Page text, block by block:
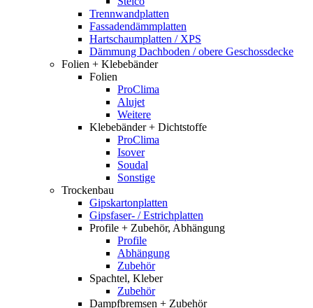
Trennwandplatten
Fassadendämmplatten
Hartschaumplatten / XPS
Dämmung Dachboden / obere Geschossdecke
Folien + Klebebänder
Folien
ProClima
Alujet
Weitere
Klebebänder + Dichtstoffe
ProClima
Isover
Soudal
Sonstige
Trockenbau
Gipskartonplatten
Gipsfaser- / Estrichplatten
Profile + Zubehör, Abhängung
Profile
Abhängung
Zubehör
Spachtel, Kleber
Zubehör
Dampfbremsen + Zubehör